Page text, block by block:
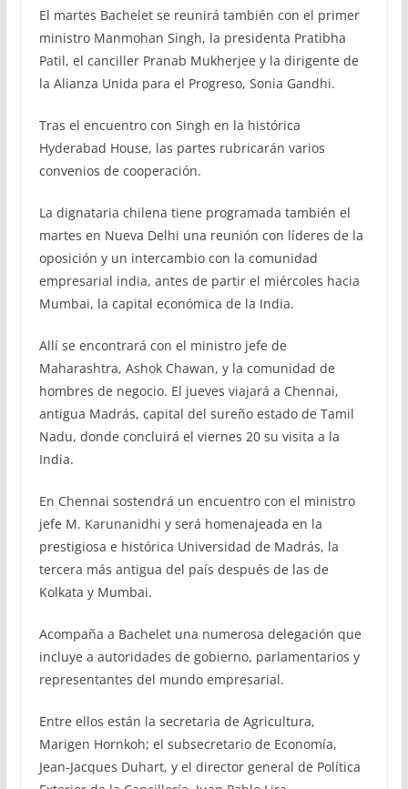
El martes Bachelet se reunirá también con el primer
ministro Manmohan Singh, la presidenta Pratibha
Patil, el canciller Pranab Mukherjee y la dirigente de
la Alianza Unida para el Progreso, Sonia Gandhi.
Tras el encuentro con Singh en la histórica
Hyderabad House, las partes rubricarán varios
convenios de cooperación.
La dignataria chilena tiene programada también el
martes en Nueva Delhi una reunión con líderes de la
oposición y un intercambio con la comunidad
empresarial india, antes de partir el miércoles hacia
Mumbai, la capital económica de la India.
Allí se encontrará con el ministro jefe de
Maharashtra, Ashok Chawan, y la comunidad de
hombres de negocio. El jueves viajará a Chennai,
antigua Madrás, capital del sureño estado de Tamil
Nadu, donde concluirá el viernes 20 su visita a la
India.
En Chennai sostendrá un encuentro con el ministro
jefe M. Karunanidhi y será homenajeada en la
prestigiosa e histórica Universidad de Madrás, la
tercera más antigua del país después de las de
Kolkata y Mumbai.
Acompaña a Bachelet una numerosa delegación que
incluye a autoridades de gobierno, parlamentarios y
representantes del mundo empresarial.
Entre ellos están la secretaria de Agricultura,
Marigen Hornkoh; el subsecretario de Economía,
Jean-Jacques Duhart, y el director general de Política